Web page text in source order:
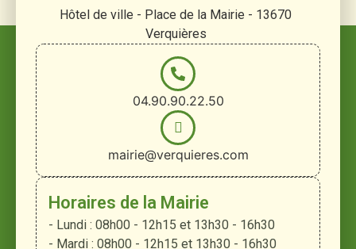
Hôtel de ville - Place de la Mairie - 13670
Verquières
04.90.90.22.50
mairie@verquieres.com
Horaires de la Mairie
- Lundi : 08h00 - 12h15 et 13h30 - 16h30
- Mardi : 08h00 - 12h15 et 13h30 - 16h30